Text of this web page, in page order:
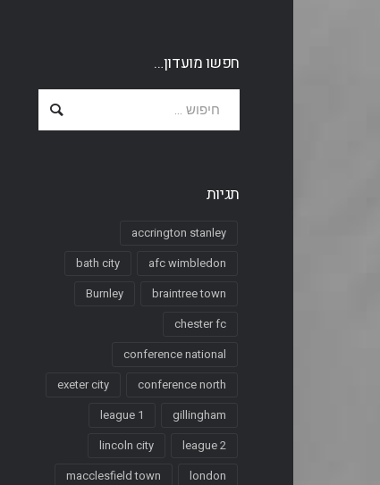
חפשו מועדון…
תגיות
accrington stanley
afc wimbledon
bath city
braintree town
Burnley
chester fc
conference national
conference north
exeter city
gillingham
league 1
league 2
lincoln city
london
macclesfield town